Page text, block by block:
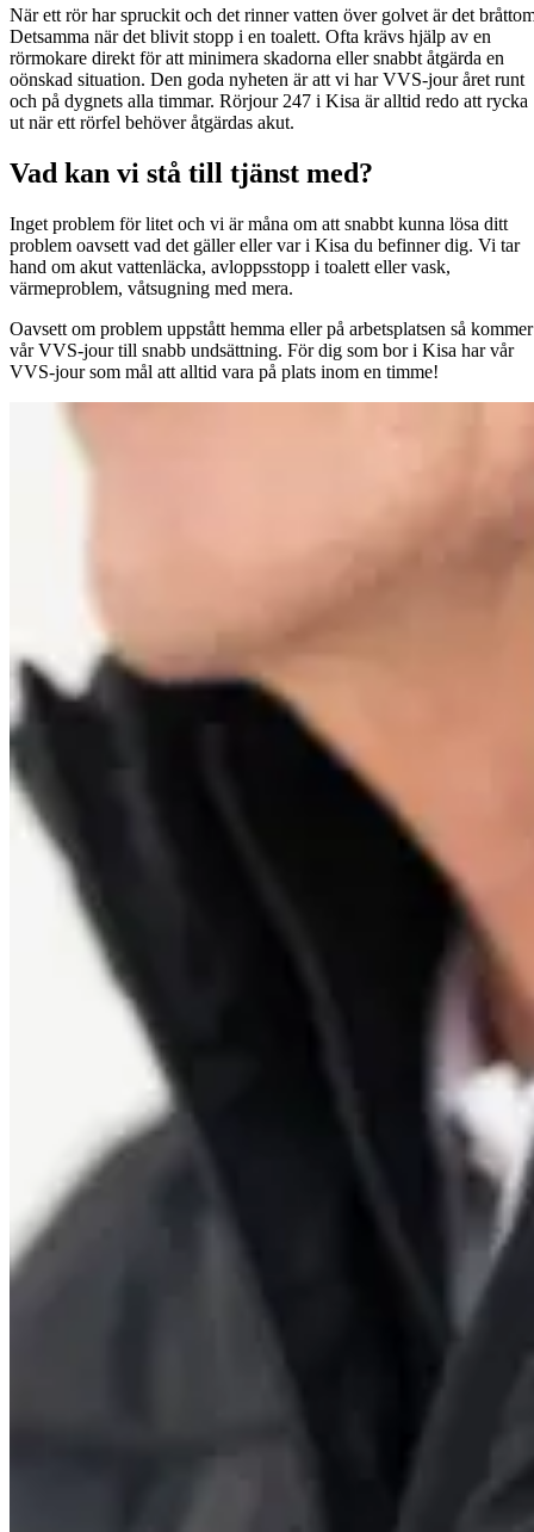
När ett rör har spruckit och det rinner vatten över golvet är det
Detsamma när det blivit stopp i en toalett. Ofta krävs hjälp av en
rörmokare direkt för att minimera skadorna eller snabbt åtgärda en
oönskad situation. Den goda nyheten är att vi har VVS-jour året runt
och på dygnets alla timmar. Rörjour 247 i Kisa är alltid redo att rycka
ut när ett rörfel behöver åtgärdas akut.
Vad kan vi stå till tjänst med?
Inget problem för litet och vi är måna om att snabbt kunna lösa ditt
problem oavsett vad det gäller eller var i Kisa du befinner dig. Vi tar
hand om akut vattenläcka, avloppsstopp i toalett eller vask,
värmeproblem, våtsugning med mera.
Oavsett om problem uppstått hemma eller på arbetsplatsen så kommer
vår VVS-jour till snabb undsättning. För dig som bor i Kisa har vår
VVS-jour som mål att alltid vara på plats inom en timme!